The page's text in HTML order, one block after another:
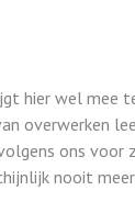
hier wel mee
overwerken
ons voor
nooit